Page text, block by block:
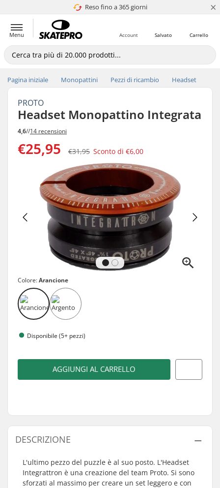
Reso fino a 365 giorni
4.8 di 5 ×
Menu Carrello
Salvato
Account
Pagina iniziale Monopattini Pezzi di ricambio Headset
PROTO
Headset Monopattino Integrata
4,6//14 recensioni
€25,95 €31,95 Sconto di €6,00
Colore:Arancione
Disponibile (5+ pezzi)
AGGIUNGI AL CARRELLO
DESCRIZIONE
L'ultimo pezzo del puzzle è al suo posto. L'Headset
Integrattron è una creazione del team Proto. Si sono
sforzati al massimo per creare un set leggero e con